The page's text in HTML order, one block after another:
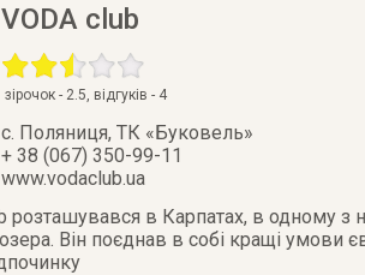
VODA club
зірочок - 2.5, відгуків - 4
с. Поляниця,ТК «Буковель»
+ 38 (067) 350-99-11
www.vodaclub.ua
розташувався в Карпатах, в одному з
озера. Він поєднав в собі кращі